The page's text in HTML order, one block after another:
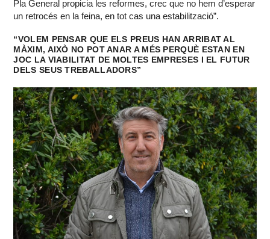
Pla General propicia les reformes, crec que no hem d’esperar
un retrocés en la feina, en tot cas una estabilització”.
“VOLEM PENSAR QUE ELS PREUS HAN ARRIBAT AL
MÀXIM, AIXÒ NO POT ANAR A MÉS PERQUÈ ESTAN EN
JOC LA VIABILITAT DE MOLTES EMPRESES I EL FUTUR
DELS SEUS TREBALLADORS”